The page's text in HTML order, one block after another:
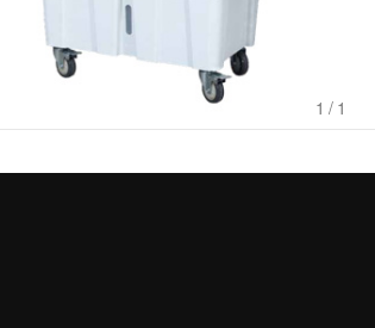
1 /1